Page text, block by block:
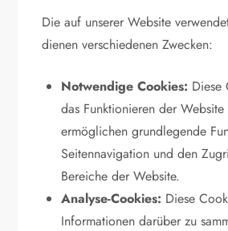
Die auf unserer Website
dienen verschiedenen Zwecken:
Notwendige Cookies: Diese
das Funktionieren der
ermöglichen grundlegende
Seitennavigation und den
Bereiche der Website.
Analyse-Cookies: Diese
Informationen darüber zu